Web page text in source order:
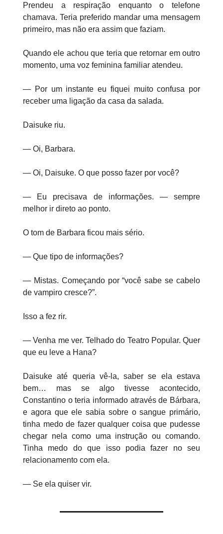
Prendeu a respiração enquanto o telefone
chamava. Teria preferido mandar uma mensagem
primeiro, mas não era assim que faziam.
Quando ele achou que teria que retornar em outro
momento, uma voz feminina familiar atendeu.
— Por um instante eu fiquei muito confusa por
receber uma ligação da casa da salada.
Daisuke riu.
— Oi, Barbara.
— Oi, Daisuke. O que posso fazer por você?
— Eu precisava de informações. — sempre
melhor ir direto ao ponto.
O tom de Barbara ficou mais sério.
— Que tipo de informações?
— Mistas. Começando por “você sabe se cabelo
de vampiro cresce?”.
Isso a fez rir.
— Venha me ver. Telhado do Teatro Popular. Quer
que eu leve a Hana?
Daisuke até queria vê-la, saber se ela estava
bem… mas se algo tivesse acontecido,
Constantino o teria informado através de Bárbara,
e agora que ele sabia sobre o sangue primário,
tinha medo de fazer qualquer coisa que pudesse
chegar nela como uma instrução ou comando.
Tinha medo do que isso podia fazer no seu
relacionamento com ela.
— Se ela quiser vir.